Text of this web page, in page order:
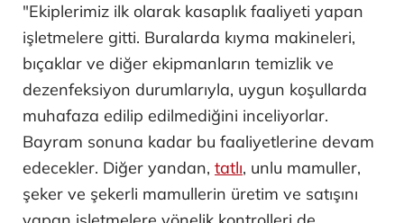
"Ekiplerimiz ilk olarak kasaplık faaliyeti yapan
işletmelere gitti. Buralarda kıyma makineleri,
bıçaklar ve diğer ekipmanların temizlik ve
dezenfeksiyon durumlarıyla, uygun koşullarda
muhafaza edilip edilmediğini inceliyorlar.
Bayram sonuna kadar bu faaliyetlerine devam
edecekler. Diğer yandan, tatlı, unlu mamuller,
şeker ve şekerli mamullerin üretim ve satışını